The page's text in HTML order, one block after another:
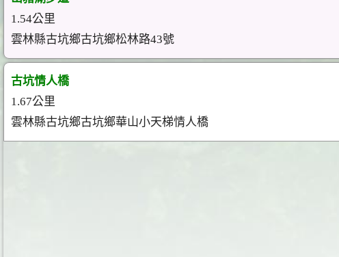
1.54公里
雲林縣古坑鄉古坑鄉松林路43號
古坑情人橋
1.67公里
雲林縣古坑鄉古坑鄉華山小天梯情人橋